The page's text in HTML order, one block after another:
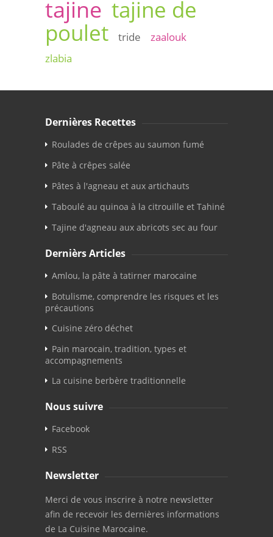
tajine tajine de
poulet
tride
zaalouk
zlabia
Dernières Recettes
Roulades de crêpes au saumon fumé
Pâte à crêpes salée
Pâtes à l'agneau et aux artichauts
Taboulé au quinoa à la citrouille et Tahiné
Tajine d'agneau aux abricots sec au four
Dernièrs Articles
Amlou, la pâte à tatirner marocaine
Botulisme, comprendre les risques et les
précautions
Cuisine zéro déchet
Pain marocain, tradition, types et
accompagnements
La cuisine berbère traditionnelle
Nous suivre
Facebook
RSS
Newsletter
Merci de vous inscrire à notre newsletter
afin de recevoir les dernières informations
de La Cuisine Marocaine.